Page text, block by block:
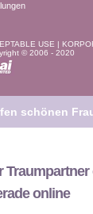
USE |
© 2006 - 2020
schönen
online